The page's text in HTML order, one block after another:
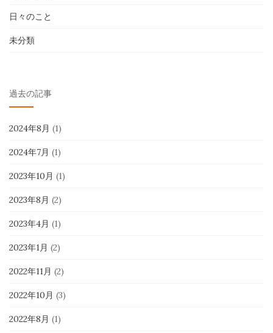
日々のこと
未分類
過去の記事
2024年8月 (1)
2024年7月 (1)
2023年10月 (1)
2023年8月 (2)
2023年4月 (1)
2023年1月 (2)
2022年11月 (2)
2022年10月 (3)
2022年8月 (1)